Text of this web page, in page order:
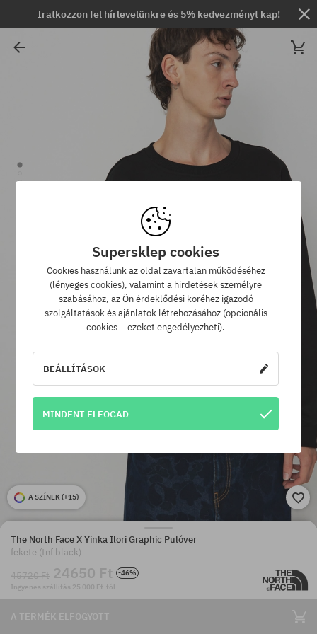
Iratkozzon fel hírlevelünkre és 5% kedvezményt kap!
A SZÍNEK (+15)
The North Face X Yinka Ilori Graphic Pulóver
fekete (tnf black)
45720 Ft 24650 Ft
-46%
Ingyenes szállítás 25 000 Ft-tól
A TERMÉK ELFOGYOTT
Supersklep cookies
Cookies használunk az oldal zavartalan működéséhez
(lényeges cookies), valamint a hirdetések személyre
szabásához, az Ön érdeklődési köréhez igazodó
szolgáltatások és ajánlatok létrehozásához (opcionális
cookies – ezeket engedélyezheti).
BEÁLLÍTÁSOK
MINDENT ELFOGAD